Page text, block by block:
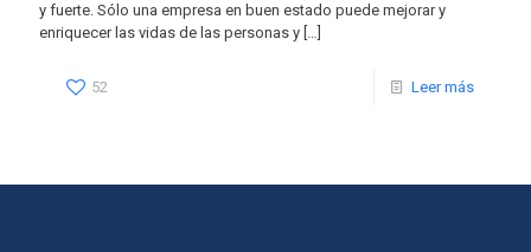
y fuerte. Sólo una empresa en buen estado puede mejorar y
enriquecer las vidas de las personas y […]
52 Leer más